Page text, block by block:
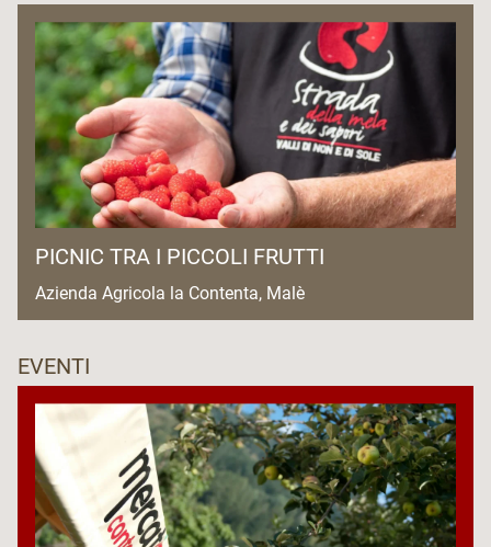
PICNIC TRA I PICCOLI FRUTTI
Azienda Agricola la Contenta, Malè
EVENTI